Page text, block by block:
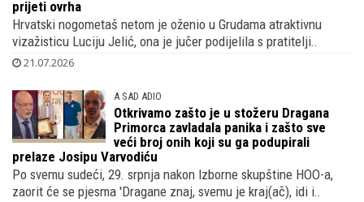
prijeti ovrha
Hrvatski nogometaš netom je oženio u Grudama atraktivnu
vizažisticu Luciju Jelić, ona je jučer podijelila s pratitelji..
21.07.2026
A SAD ADIO
Otkrivamo zašto je u stožeru Dragana
Primorca zavladala panika i zašto sve
veći broj onih koji su ga podupirali
prelaze Josipu Varvodiću
Po svemu sudeći, 29. srpnja nakon Izborne skupštine HOO-a,
zaorit će se pjesma 'Dragane znaj, svemu je kraj(ač), idi i..